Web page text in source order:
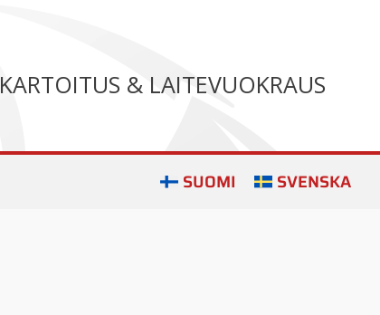
& LAITEVUOKRAUS
SUOMI SVENSKA